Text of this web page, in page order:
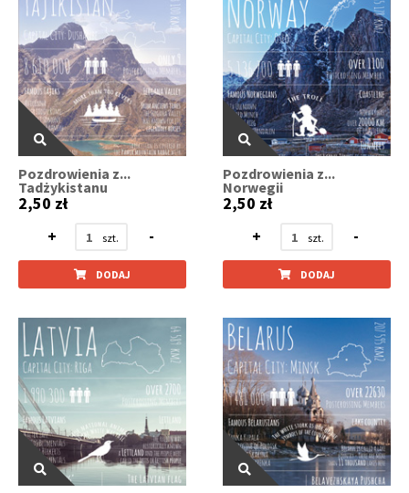
Pozdrowienia z...
Tadżykistanu
2,50 zł
+
-
DODAJ
Pozdrowienia z...
Norwegii
2,50 zł
+
-
DODAJ